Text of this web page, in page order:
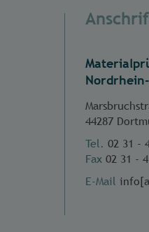
44287
Tel. 02 31 -
Fax 02 31 -
E-Mail